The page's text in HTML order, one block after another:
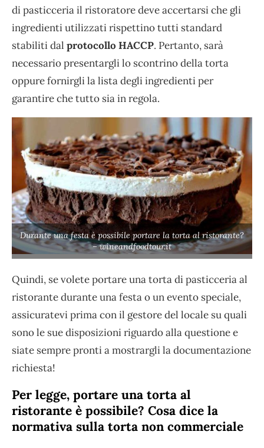
di pasticceria il ristoratore deve accertarsi che gli
ingredienti utilizzati rispettino tutti standard
stabiliti dal protocollo HACCP. Pertanto, sarà
necessario presentargli lo scontrino della torta
oppure fornirgli la lista degli ingredienti per
garantire che tutto sia in regola.
Durante una festa è possibile portare la torta al ristorante?
– wineandfoodtour.it
Quindi, se volete portare una torta di pasticceria al
ristorante durante una festa o un evento speciale,
assicuratevi prima con il gestore del locale su quali
sono le sue disposizioni riguardo alla questione e
siate sempre pronti a mostrargli la documentazione
richiesta!
Per legge, portare una torta al
ristorante è possibile? Cosa dice la
normativa sulla torta non commerciale